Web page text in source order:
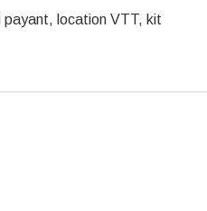
payant, location VTT, kit